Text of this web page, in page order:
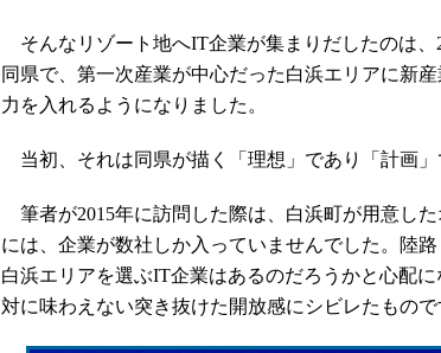
そんなリゾート地へIT企業が集まりだしたのは、
同県で、第一次産業が中心だった白浜エリアに新
力を入れるようになりました。
当初、それは同県が描く「理想」であり「計画」
筆者が2015年に訪問した際は、白浜町が用意した
には、企業が数社しか入っていませんでした。陸
白浜エリアを選ぶIT企業はあるのだろうかと心配
対に味わえない突き抜けた開放感にシビレたもので